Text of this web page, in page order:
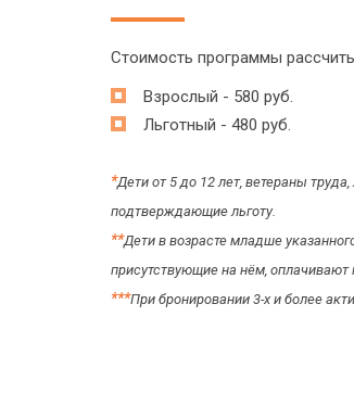
Стоимость программы
Взрослый - 580 руб.
Льготный - 480 руб.
*Дети от 5 до 12 лет, ветераны
подтверждающие льготу.
**Дети в возрасте младше
присутствующие на нём,
***При бронировании 3-х и более